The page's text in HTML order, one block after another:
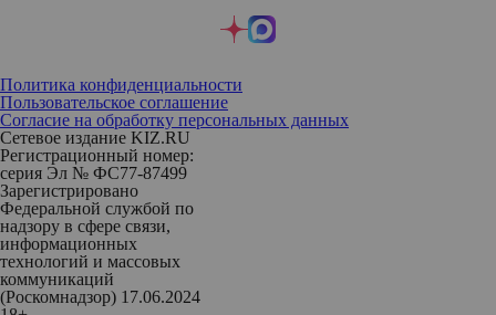
Политика конфиденциальности
Пользовательское соглашение
Согласие на обработку персональных данных
Сетевое издание KIZ.RU
Регистрационный номер:
серия Эл № ФС77-87499
Зарегистрировано
Федеральной службой по
надзору в сфере связи,
информационных
технологий и массовых
коммуникаций
(Роскомнадзор) 17.06.2024